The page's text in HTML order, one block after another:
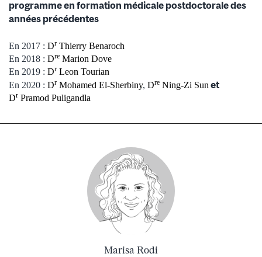
programme en formation médicale postdoctorale des
années précédentes
En 2017 : Dr Thierry Benaroch
En 2018 : Dre Marion Dove
En 2019 : Dr Leon Tourian
En 2020 : Dr Mohamed El-Sherbiny, Dre Ning-Zi Sun et
Dr Pramod Puligandla
Marisa Rodi